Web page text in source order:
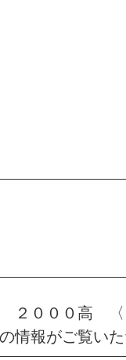
０００高 〈
情報がご覧い